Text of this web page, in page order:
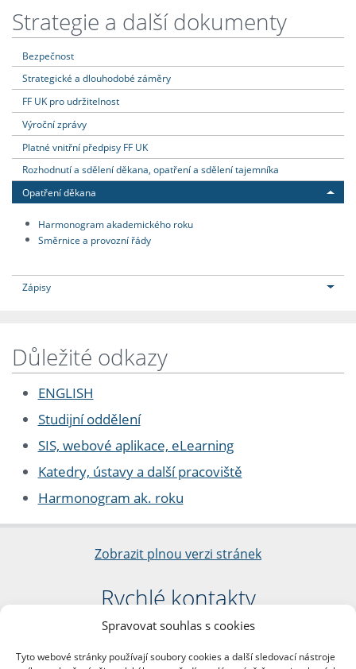
Spravovat souhlas s cookies
Tyto webové stránky používají soubory cookies a další sledovací nástroje
Strategie a další dokumenty
Bezpečnost
Strategické a dlouhodobé záměry
FF UK pro udržitelnost
Výroční zprávy
Platné vnitřní předpisy FF UK
Rozhodnutí a sdělení děkana, opatření a sdělení tajemníka
Opatření děkana
Harmonogram akademického roku
Směrnice a provozní řády
Zápisy
Důležité odkazy
ENGLISH
Studijní oddělení
SIS, webové aplikace, eLearning
Katedry, ústavy a další pracoviště
Harmonogram ak. roku
Zobrazit plnou verzi stránek
Rychlé kontakty
Filozofická fakulta
nám. Jana Palacha 1/2